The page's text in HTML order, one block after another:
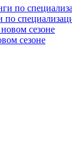
по
сезоне